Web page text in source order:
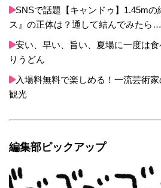
SNSで話題【キャンドゥ】1.45mの
ス』の正体は？通して結んでみた
安い、早い、旨い、夏場に一度は
りうどん
入場料無料で楽しめる！一流芸術
観光
編集部ピックアップ